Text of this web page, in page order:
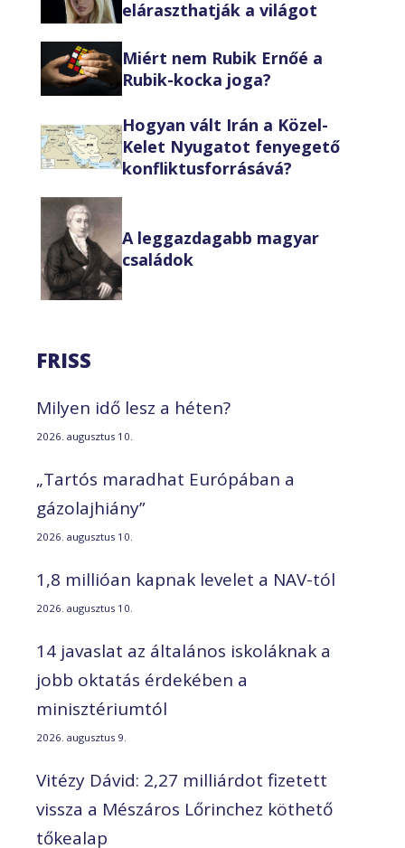
eláraszthatják a világot
Miért nem Rubik Ernőé a
Rubik-kocka joga?
Hogyan vált Irán a Közel-
Kelet Nyugatot fenyegető
konfliktusforrásává?
A leggazdagabb magyar
családok
FRISS
Milyen idő lesz a héten?
2026. augusztus 10.
„Tartós maradhat Európában a
gázolajhiány”
2026. augusztus 10.
1,8 millióan kapnak levelet a NAV-tól
2026. augusztus 10.
14 javaslat az általános iskoláknak a
jobb oktatás érdekében a
minisztériumtól
2026. augusztus 9.
Vitézy Dávid: 2,27 milliárdot fizetett
vissza a Mészáros Lőrinchez köthető
tőkealap